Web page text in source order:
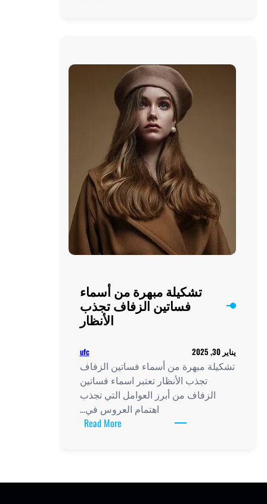
الفخمة
تشكيلة مبهرة من أسماء
فساتين الزفاف تجذب
الأنظار
يناير 30, 2025 ufc
تشكيلة مبهرة من أسماء فساتين الزفاف
تجذب الأنظار تعتبر اسماء فساتين
الزفاف من أبرز العوامل التي تجذب
اهتمام العروس في…
Read More
أسماء